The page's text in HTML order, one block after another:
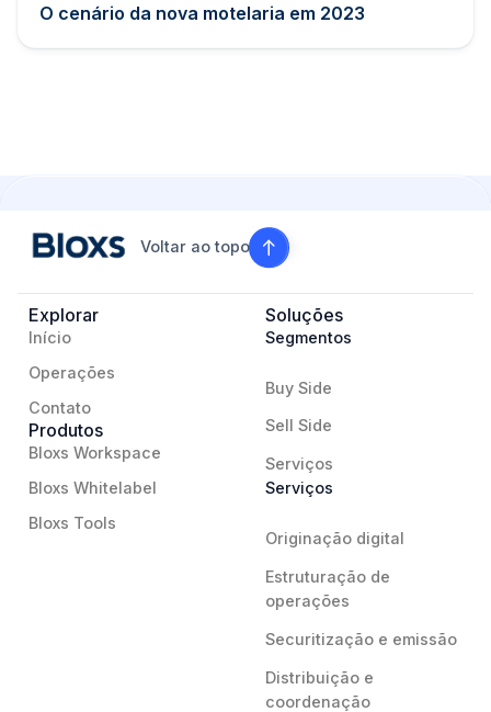
O cenário da nova motelaria em 2023
Voltar ao topo
Explorar
Início
Operações
Contato
Produtos
Bloxs Workspace
Bloxs Whitelabel
Bloxs Tools
Soluções
Segmentos
Buy Side
Sell Side
Serviços
Serviços
Originação digital
Estruturação de
operações
Securitização e emissão
Distribuição e
coordenação